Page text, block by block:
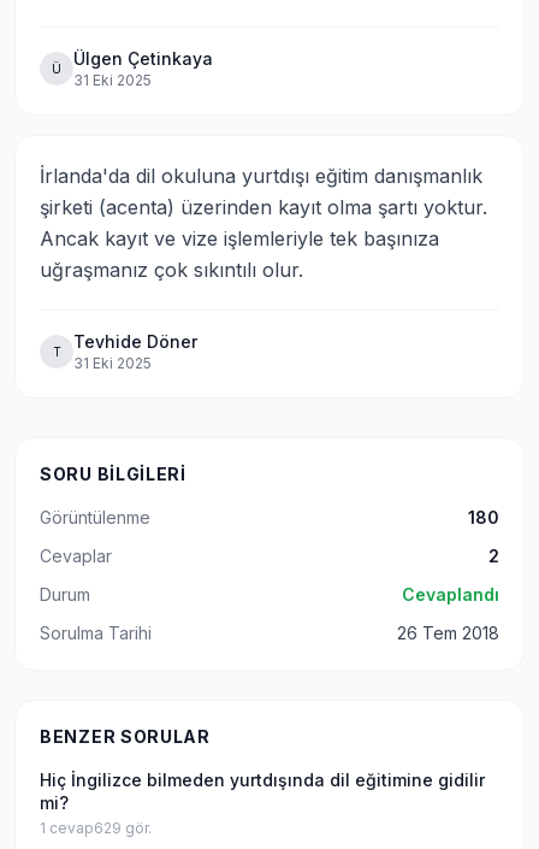
Ü Ülgen Çetinkaya
31 Eki 2025
İrlanda'da dil okuluna yurtdışı eğitim danışmanlık
şirketi (acenta) üzerinden kayıt olma şartı yoktur.
Ancak kayıt ve vize işlemleriyle tek başınıza
uğraşmanız çok sıkıntılı olur.
T Tevhide Döner
31 Eki 2025
SORU BILGILERI
Görüntülenme
180
Cevaplar
2
Durum
Cevaplandı
Sorulma Tarihi
26 Tem 2018
BENZER SORULAR
Hiç İngilizce bilmeden yurtdışında dil eğitimine gidilir
mi?
1 cevap629 gör.